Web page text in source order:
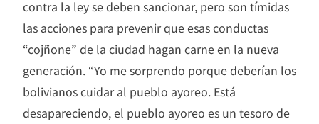
contra la ley se deben sancionar, pero son tímidas
las acciones para prevenir que esas conductas
“cojñone” de la ciudad hagan carne en la nueva
generación. “Yo me sorprendo porque deberían los
bolivianos cuidar al pueblo ayoreo. Está
desapareciendo, el pueblo ayoreo es un tesoro de